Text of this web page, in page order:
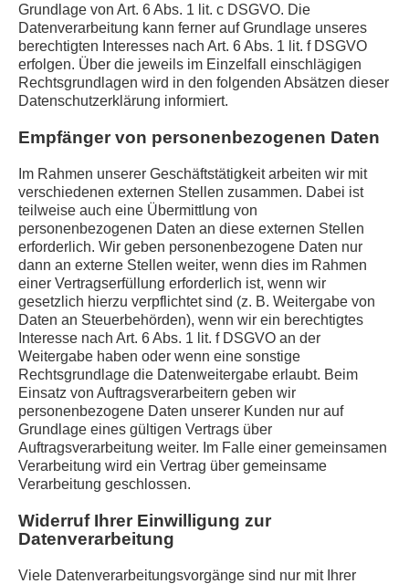
Grundlage von Art. 6 Abs. 1 lit. c DSGVO. Die
Datenverarbeitung kann ferner auf Grundlage unseres
berechtigten Interesses nach Art. 6 Abs. 1 lit. f DSGVO
erfolgen. Über die jeweils im Einzelfall einschlägigen
Rechtsgrundlagen wird in den folgenden Absätzen dieser
Datenschutzerklärung informiert.
Empfänger von personenbezogenen Daten
Im Rahmen unserer Geschäftstätigkeit arbeiten wir mit
verschiedenen externen Stellen zusammen. Dabei ist
teilweise auch eine Übermittlung von
personenbezogenen Daten an diese externen Stellen
erforderlich. Wir geben personenbezogene Daten nur
dann an externe Stellen weiter, wenn dies im Rahmen
einer Vertragserfüllung erforderlich ist, wenn wir
gesetzlich hierzu verpflichtet sind (z. B. Weitergabe von
Daten an Steuerbehörden), wenn wir ein berechtigtes
Interesse nach Art. 6 Abs. 1 lit. f DSGVO an der
Weitergabe haben oder wenn eine sonstige
Rechtsgrundlage die Datenweitergabe erlaubt. Beim
Einsatz von Auftragsverarbeitern geben wir
personenbezogene Daten unserer Kunden nur auf
Grundlage eines gültigen Vertrags über
Auftragsverarbeitung weiter. Im Falle einer gemeinsamen
Verarbeitung wird ein Vertrag über gemeinsame
Verarbeitung geschlossen.
Widerruf Ihrer Einwilligung zur
Datenverarbeitung
Viele Datenverarbeitungsvorgänge sind nur mit Ihrer